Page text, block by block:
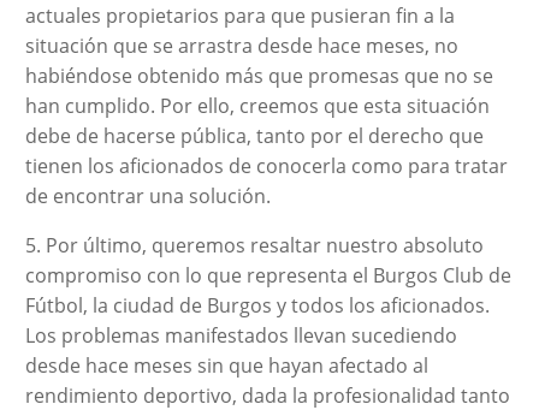
actuales propietarios para que pusieran fin a la
situación que se arrastra desde hace meses, no
habiéndose obtenido más que promesas que no se
han cumplido. Por ello, creemos que esta situación
debe de hacerse pública, tanto por el derecho que
tienen los aficionados de conocerla como para tratar
de encontrar una solución.
5. Por último, queremos resaltar nuestro absoluto
compromiso con lo que representa el Burgos Club de
Fútbol, la ciudad de Burgos y todos los aficionados.
Los problemas manifestados llevan sucediendo
desde hace meses sin que hayan afectado al
rendimiento deportivo, dada la profesionalidad tanto